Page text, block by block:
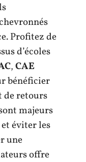
Profitez de
d’écoles
,CAE
bénéficier
de retours
majeurs
et éviter les
une
offre